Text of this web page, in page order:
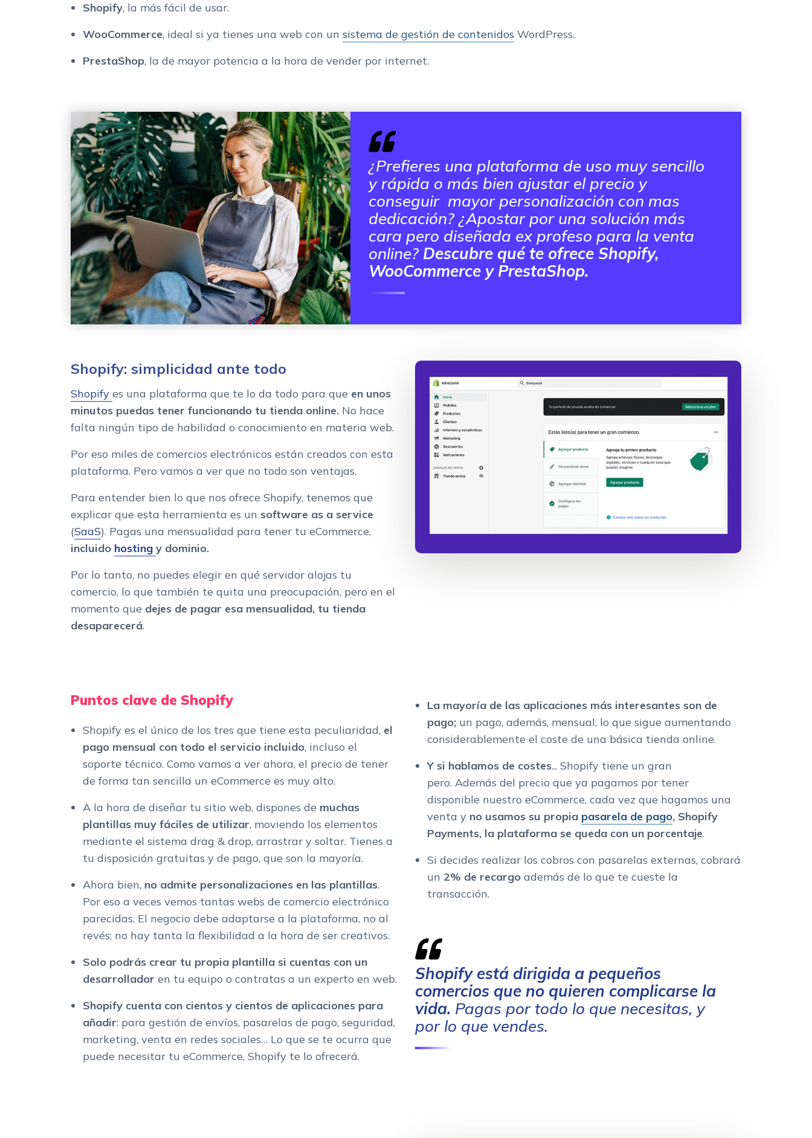
Shopify, la más fácil de usar.
WooCommerce, ideal si ya tienes una web con un sistema de gestión de contenidos WordPress.
PrestaShop, la de mayor potencia a la hora de vender por internet.
¿Prefieres una plataforma de uso muy sencillo
y rápida o más bien ajustar el precio y
conseguir mayor personalización con mas
dedicación? ¿Apostar por una solución más
cara pero diseñada ex profeso para la venta
online? Descubre qué te ofrece Shopify,
WooCommerce y PrestaShop.
Shopify: simplicidad ante todo
Shopify es una plataforma que te lo da todo para que en unos
minutos puedas tener funcionando tu tienda online. No hace
falta ningún tipo de habilidad o conocimiento en materia web.
Por eso miles de comercios electrónicos están creados con esta
plataforma. Pero vamos a ver que no todo son ventajas.
Para entender bien lo que nos ofrece Shopify, tenemos que
explicar que esta herramienta es un software as a service
(SaaS). Pagas una mensualidad para tener tu eCommerce,
incluido hosting y dominio.
Por lo tanto, no puedes elegir en qué servidor alojas tu
comercio, lo que también te quita una preocupación, pero en el
momento que dejes de pagar esa mensualidad, tu tienda
desaparecerá.
Puntos clave de Shopify
Shopify es el único de los tres que tiene esta peculiaridad, el
pago mensual con todo el servicio incluido, incluso el
soporte técnico. Como vamos a ver ahora, el precio de tener
de forma tan sencilla un eCommerce es muy alto.
A la hora de diseñar tu sitio web, dispones de muchas
plantillas muy fáciles de utilizar, moviendo los elementos
mediante el sistema drag & drop, arrastrar y soltar. Tienes a
tu disposición gratuitas y de pago, que son la mayoría.
Ahora bien, no admite personalizaciones en las plantillas.
Por eso a veces vemos tantas webs de comercio electrónico
parecidas. El negocio debe adaptarse a la plataforma, no al
revés; no hay tanta la flexibilidad a la hora de ser creativos.
Solo podrás crear tu propia plantilla si cuentas con un
desarrollador en tu equipo o contratas a un experto en web.
Shopify cuenta con cientos y cientos de aplicaciones para
añadir: para gestión de envíos, pasarelas de pago, seguridad,
marketing, venta en redes sociales… Lo que se te ocurra que
puede necesitar tu eCommerce, Shopify te lo ofrecerá.
La mayoría de las aplicaciones más interesantes son de
pago; un pago, además, mensual, lo que sigue aumentando
considerablemente el coste de una básica tienda online.
Y si hablamos de costes... Shopify tiene un gran
pero. Además del precio que ya pagamos por tener
disponible nuestro eCommerce, cada vez que hagamos una
venta y no usamos su propia pasarela de pago, Shopify
Payments, la plataforma se queda con un porcentaje.
Si decides realizar los cobros con pasarelas externas, cobrará
un 2% de recargo además de lo que te cueste la
transacción.
Shopify está dirigida a pequeños
comercios que no quieren complicarse la
vida. Pagas por todo lo que necesitas, y
por lo que vendes.